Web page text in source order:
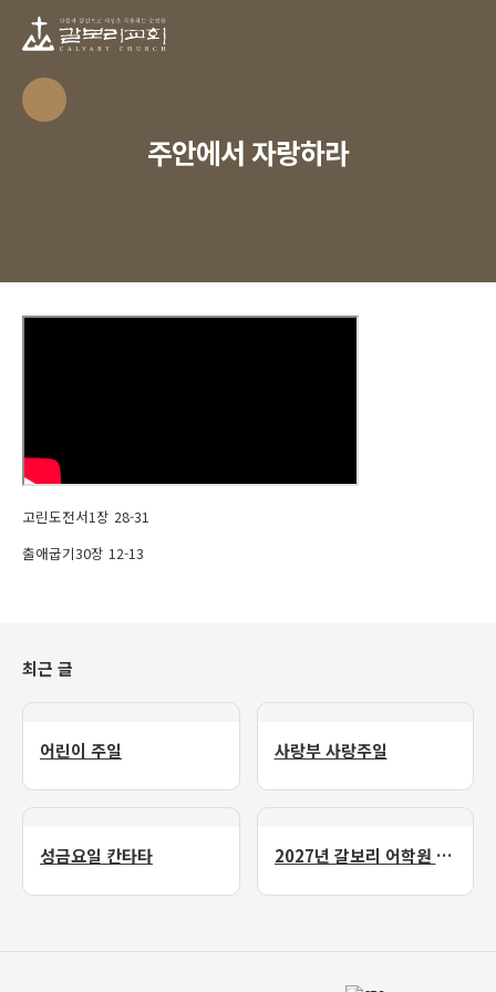
주안에서 자랑하라
고린도전서1장 28-31
출애굽기30장 12-13
최근 글
어린이 주일 사랑부 사랑주일
성금요일 칸타타 2027년 갈보리 어학원 유치부 신입생 모집